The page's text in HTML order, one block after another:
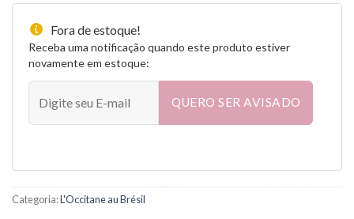
Fora de estoque!
Receba uma notificação quando este produto estiver
novamente em estoque:
QUERO SER AVISADO
Categoria:L'Occitane au Brésil